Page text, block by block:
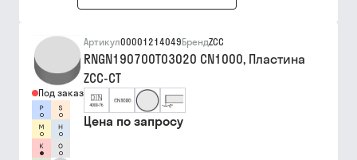
Под заказ
Артикул00001214049БрендZCC
RNGN190700T03020 CN1000, Пластина
ZCC-CT
Цена по запросу